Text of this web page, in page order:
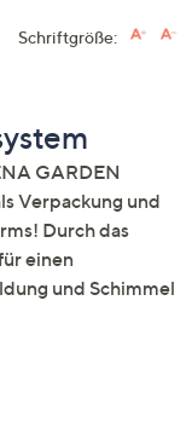
Seite.
Schriftgröße:
GARDEN
Verpackung und
Durch das
einen
und Schimmel